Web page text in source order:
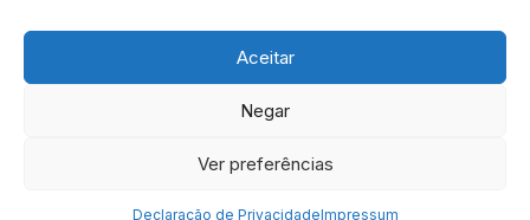
Aceitar
Negar
Ver preferências
Declaração de PrivacidadeImpressum
Política de Privacidade
PublicidadePT/EN